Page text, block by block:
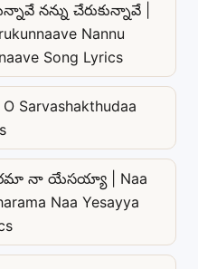
నన్ను చేరుకున్నావే |
Nannu
Song Lyrics
Sarvashakthudaa
నా యేసయ్యా | Naa
Naa Yesayya